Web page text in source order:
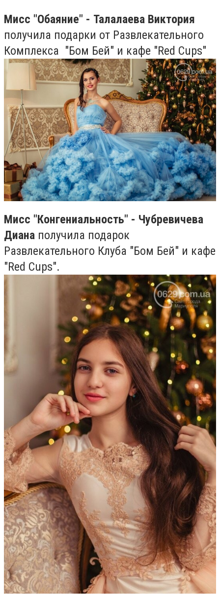
Мисс "Обаяние" - Талалаева Виктория
получила подарки от Развлекательного
Комплекса "Бом Бей" и кафе "Red Cups"
Мисс "Конгениальность" - Чубревичева
Диана получила подарок
Развлекательного Клуба "Бом Бей" и кафе
"Red Cups".